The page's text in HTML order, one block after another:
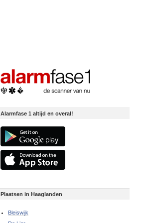
Alarmfase 1 altijd en overal!
Plaatsen in Haaglanden
Bleiswijk